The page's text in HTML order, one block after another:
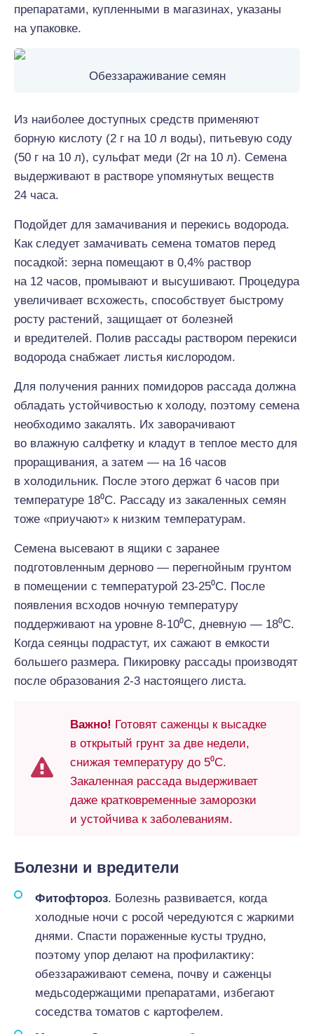
препаратами, купленными в магазинах, указаны
на упаковке.
Обеззараживание семян
Из наиболее доступных средств применяют
борную кислоту (2 г на 10 л воды), питьевую соду
(50 г на 10 л), сульфат меди (2г на 10 л). Семена
выдерживают в растворе упомянутых веществ
24 часа.
Подойдет для замачивания и перекись водорода.
Как следует замачивать семена томатов перед
посадкой: зерна помещают в 0,4% раствор
на 12 часов, промывают и высушивают. Процедура
увеличивает всхожесть, способствует быстрому
росту растений, защищает от болезней
и вредителей. Полив рассады раствором перекиси
водорода снабжает листья кислородом.
Для получения ранних помидоров рассада должна
обладать устойчивостью к холоду, поэтому семена
необходимо закалять. Их заворачивают
во влажную салфетку и кладут в теплое место для
проращивания, а затем — на 16 часов
в холодильник. После этого держат 6 часов при
температуре 18⁰С. Рассаду из закаленных семян
тоже «приучают» к низким температурам.
Семена высевают в ящики с заранее
подготовленным дерново — перегнойным грунтом
в помещении с температурой 23-25⁰С. После
появления всходов ночную температуру
поддерживают на уровне 8-10⁰С, дневную — 18⁰С.
Когда сеянцы подрастут, их сажают в емкости
большего размера. Пикировку рассады производят
после образования 2-3 настоящего листа.
Важно! Готовят саженцы к высадке
в открытый грунт за две недели,
снижая температуру до 5⁰С.
Закаленная рассада выдерживает
даже кратковременные заморозки
и устойчива к заболеваниям.
Болезни и вредители
Фитофтороз. Болезнь развивается, когда
холодные ночи с росой чередуются с жаркими
днями. Спасти пораженные кусты трудно,
поэтому упор делают на профилактику:
обеззараживают семена, почву и саженцы
медьсодержащими препаратами, избегают
соседства томатов с картофелем.